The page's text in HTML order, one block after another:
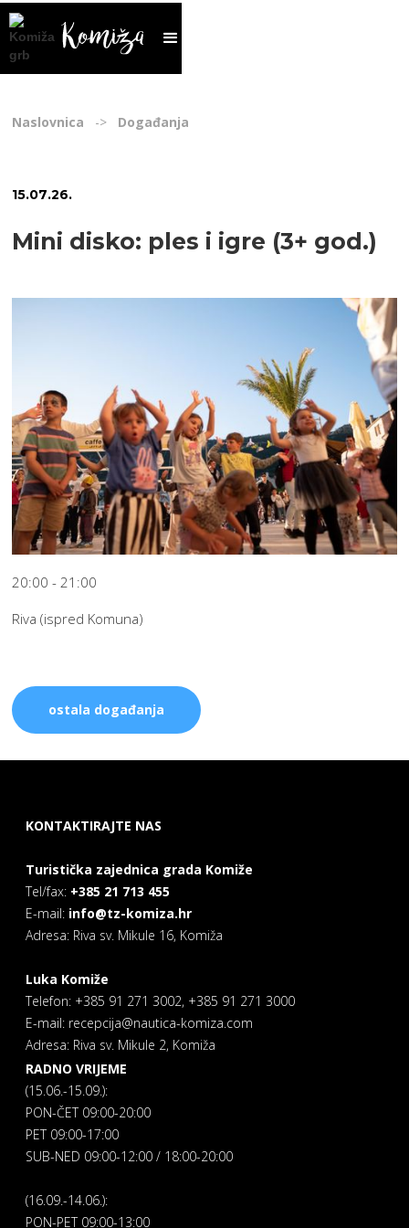
Naslovnica -> Događanja
15.07.26.
Mini disko: ples i igre (3+ god.)
20:00 - 21:00
Riva (ispred Komuna)
ostala događanja
KONTAKTIRAJTE NAS
Turistička zajednica grada Komiže
Tel/fax: +385 21 713 455
E-mail: info@tz-komiza.hr
Adresa: Riva sv. Mikule 16, Komiža
Luka Komiže
Telefon: +385 91 271 3002, +385 91 271 3000
E-mail: recepcija@nautica-komiza.com
Adresa: Riva sv. Mikule 2, Komiža
RADNO VRIJEME
(15.06.-15.09.):
PON-ČET 09:00-20:00
PET 09:00-17:00
SUB-NED 09:00-12:00 / 18:00-20:00
(16.09.-14.06.):
PON-PET 09:00-13:00